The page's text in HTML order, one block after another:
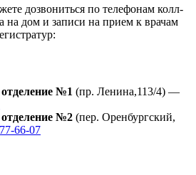
дозвониться по телефонам колл-
на дом и записи на прием к врачам
№1 (пр. Ленина,113/4) —
отделение №2 (пер. Оренбургский,
66-07